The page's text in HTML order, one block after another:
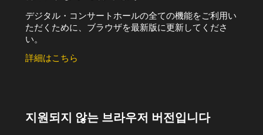
デジタル・コンサートホールの全ての機能をご利用い
ただくために、ブラウザを最新版に更新してくださ
い。
詳細はこちら
지원되지 않는 브라우저 버전입니다